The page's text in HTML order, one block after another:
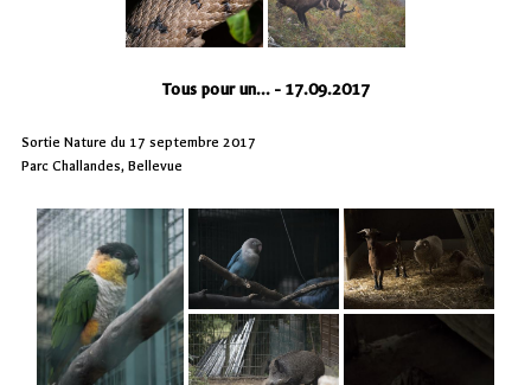
Tous pour un... - 17.09.2017
Sortie Nature du 17 septembre 2017
Parc Challandes, Bellevue